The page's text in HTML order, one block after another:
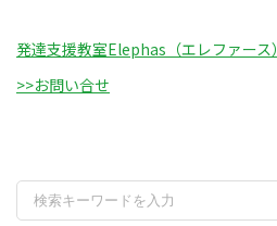
発達支援教室Elephas（エレファース）
>>お問い合せ